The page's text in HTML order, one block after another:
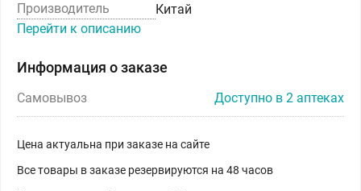
Производитель
Китай
Перейти к описанию
Информация о заказе
Самовывоз Доступно в 2 аптеках
Цена актуальна при заказе на сайте
Все товары в заказе резервируются на 48 часов